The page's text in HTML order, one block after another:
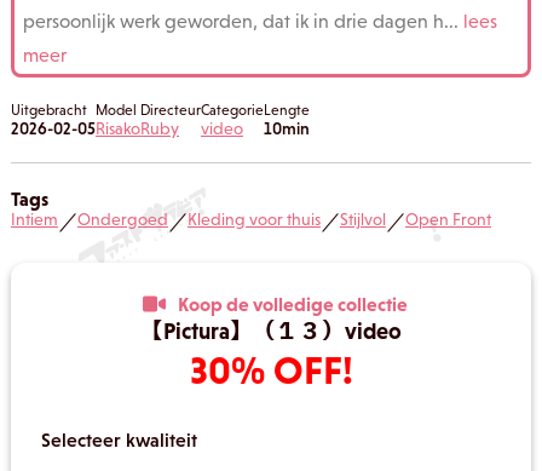
persoonlijk werk geworden, dat ik in drie dagen h... lees
meer
Uitgebracht
2026-02-05
Model
Risako
Directeur
Ruby
Categorie
video
Lengte
10min
Tags
Intiem／Ondergoed／Kleding voor thuis／Stijlvol／Open Front
Koop de volledige collectie
【Pictura】（１３）video
30% OFF!
Selecteer kwaliteit